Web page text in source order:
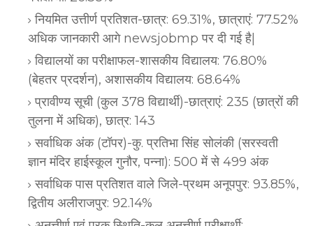
नियमित उत्तीर्ण प्रतिशत-छात्र: 69.31%, छात्राएं: 77.52%
अधिक जानकारी आगे newsjobmp पर दी गई है|
विद्यालयों का परीक्षाफल-शासकीय विद्यालय: 76.80%
(बेहतर प्रदर्शन), अशासकीय विद्यालय: 68.64%
प्रावीण्य सूची (कुल 378 विद्यार्थी)-छात्राएं: 235 (छात्रों की
तुलना में अधिक), छात्र: 143
सर्वाधिक अंक (टॉपर)-कु. प्रतिभा सिंह सोलंकी (सरस्वती
ज्ञान मंदिर हाईस्कूल गुनौर, पन्ना): 500 में से 499 अंक
सर्वाधिक पास प्रतिशत वाले जिले-प्रथम अनूपपुर: 93.85%,
द्वितीय अलीराजपुर: 92.14%